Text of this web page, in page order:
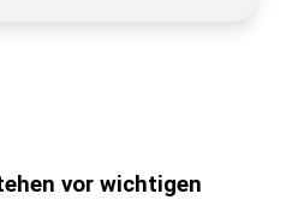
vor wichtigen